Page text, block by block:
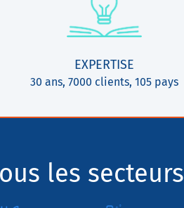
EXPERTISE
30 ans, 7000 clients, 105 pays
les secteurs